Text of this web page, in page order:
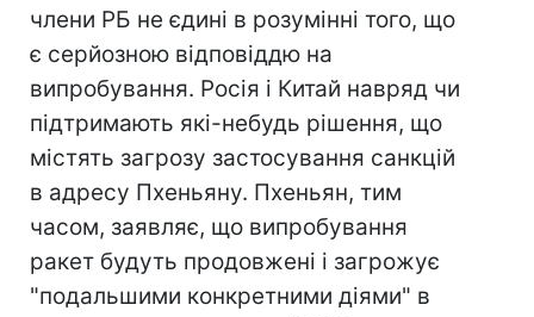
члени РБ не єдині в розумінні того, що
є серйозною відповіддю на
випробування. Росія і Китай навряд чи
підтримають які-небудь рішення, що
містять загрозу застосування санкцій
в адресу Пхеньяну. Пхеньян, тим
часом, заявляє, що випробування
ракет будуть продовжені і загрожує
"подальшими конкретними діями" в